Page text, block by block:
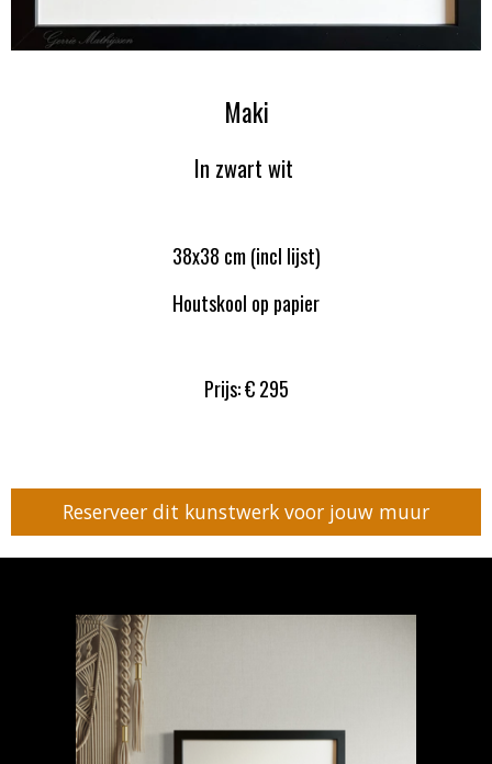
Maki
In zwart wit
38x38 cm (incl lijst)
Houtskool op papier
Prijs: € 295
Reserveer dit kunstwerk voor jouw muur